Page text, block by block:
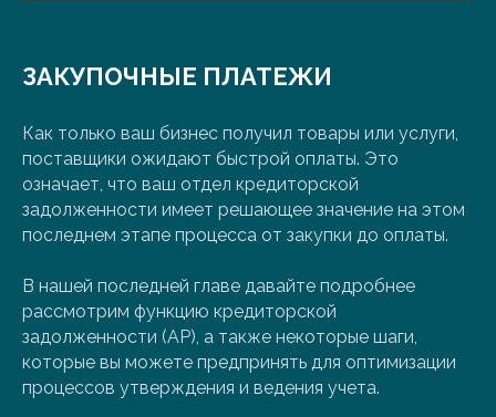
ЗАКУПОЧНЫЕ ПЛАТЕЖИ
Как только ваш бизнес получил товары или услуги,
поставщики ожидают быстрой оплаты. Это
означает, что ваш отдел кредиторской
задолженности имеет решающее значение на этом
последнем этапе процесса от закупки до оплаты.
В нашей последней главе давайте подробнее
рассмотрим функцию кредиторской
задолженности (AP), а также некоторые шаги,
которые вы можете предпринять для оптимизации
процессов утверждения и ведения учета.